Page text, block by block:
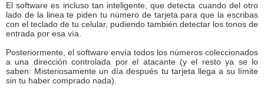
El software es incluso tan inteligente, que detecta cuando del otro
lado de la linea te piden tu número de tarjeta para que la escribas
con el teclado de tu celular, pudiendo también detectar los tonos de
entrada por esa vía.
Posteriormente, el software envía todos los números coleccionados
a una dirección controlada por el atacante (y el resto ya se lo
saben: Misteriosamente un día después tu tarjeta llega a su límite
sin tu haber comprado nada).